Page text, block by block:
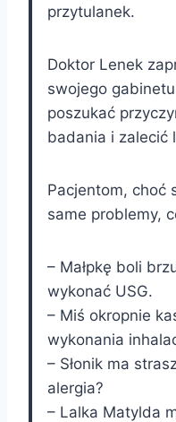
przytulanek.
Doktor Lenek
swojego
poszukać
badania i zalecić
Pacjentom, choć
same problemy,
– Małpkę boli
wykonać USG.
– Miś okropnie
wykonania
– Słonik ma
alergia?
– Lalka Matylda